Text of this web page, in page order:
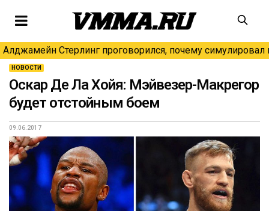
Алджамейн Стерлинг проговорился, почему симулировал
НОВОСТИ
Оскар Де Ла Хойя: Мэйвезер-Макрегор
будет отстойным боем
09.06.2017